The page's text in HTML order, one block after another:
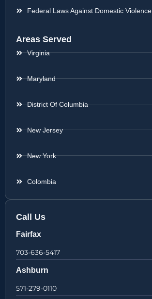
Federal Laws Against Domestic Violence
Areas Served
Virginia
Maryland
District Of Columbia
New Jersey
New York
Colombia
Call Us
Fairfax
703-636-5417
Ashburn
571-279-0110